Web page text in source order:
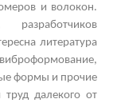
и волокон.
литература
формы и прочие
далекого от